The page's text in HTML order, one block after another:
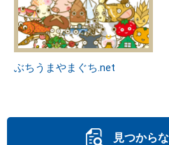
ぶちうまやまぐち.net
見つから